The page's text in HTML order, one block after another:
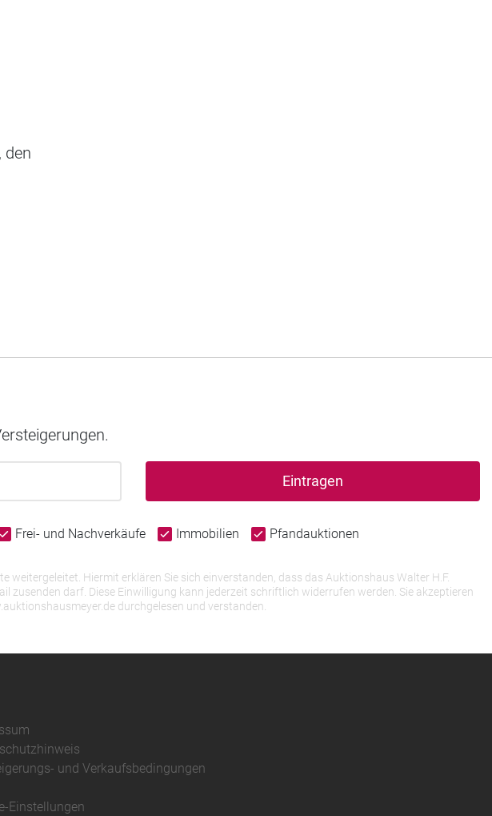
den
Eintragen
Frei- und Nachverkäufe Immobilien Pfandauktionen
Hiermit erklären Sie sich einverstanden, dass das Auktionshaus Walter H.F.
zusenden darf. Diese Einwilligung kann jederzeit schriftlich widerrufen werden. Sie akzeptieren
durchgelesen und verstanden.
und Verkaufsbedingungen
Einstellungen